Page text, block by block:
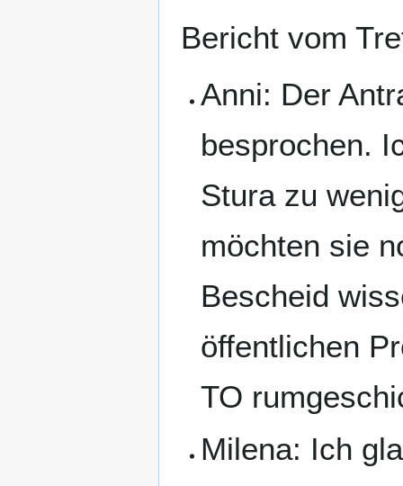
Bericht vom
Anni: Der
besprochen.
Stura zu
möchten sie
Bescheid
öffentlichen
TO
Milena: Ich